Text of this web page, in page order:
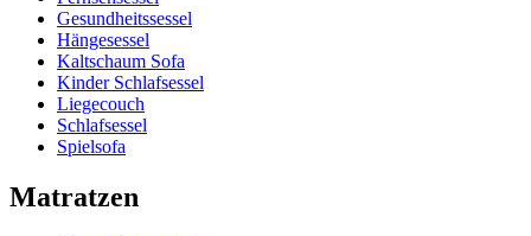
Gesundheitssessel
Hängesessel
Kaltschaum Sofa
Kinder Schlafsessel
Liegecouch
Schlafsessel
Spielsofa
Matratzen